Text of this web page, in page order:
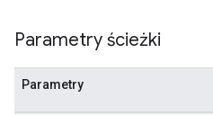
Parametry ścieżki
Parametry